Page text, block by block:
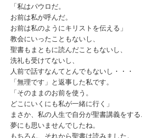
「私はパウロだ。
お前は私が呼んだ。
お前は私のようにキリストを伝える」
教会にいったこともないし、
聖書もまともに読んだこともないし、
洗礼も受けてないし、
人前で話すなんてとんでもないし・・・
「無理です」と返事した私です。
「そのままのお前を使う。
どこにいくにも私が一緒に行く」
まさか、私の人生で自分が聖書講義をする
夢にも思いませんでしたね。
もちろん、それから聖書は読みました。